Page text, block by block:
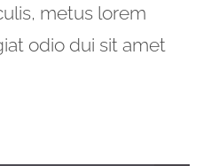
metus lorem
odio dui sit amet